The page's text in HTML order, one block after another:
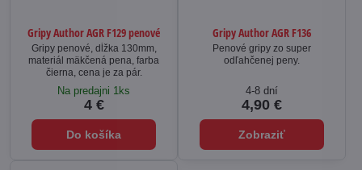
Gripy Author AGR F129 penové
Gripy penové, dĺžka 130mm,
materiál mäkčená pena, farba
čierna, cena je za pár.
Na predajni 1ks
4 €
Do košíka
Gripy Author AGR F136
Penové gripy zo super
odľahčenej peny.
4-8 dní
4,90 €
Zobraziť